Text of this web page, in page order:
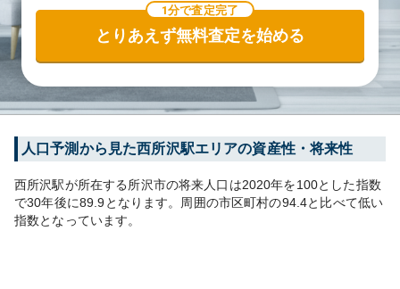
1分で査定完了
とりあえず無料査定を始める
人口予測から見た西所沢駅エリアの資産性・将来性
西所沢駅が所在する所沢市の将来人口は2020年を100とした指数
で30年後に89.9 となります。 周囲の市区町村の94.4と比べて低い
指数となっています。